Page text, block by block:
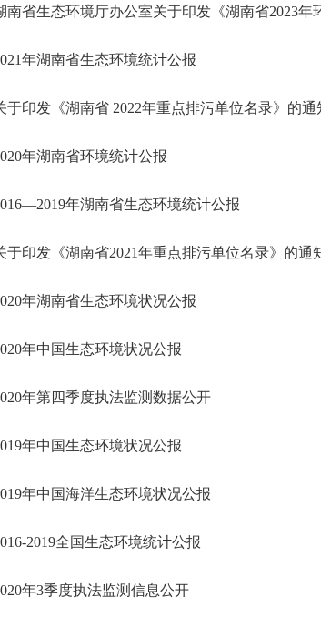
南省生态环境厅办公室关于印发《湖南省2023年
年湖南省生态环境统计公报
于印发《湖南省 2022年重点排污单位名录》的通
年湖南省环境统计公报
年湖南省生态环境统计公报
于印发《湖南省2021年重点排污单位名录》的通
年湖南省生态环境状况公报
年中国生态环境状况公报
年第四季度执法监测数据公开
年中国生态环境状况公报
年中国海洋生态环境状况公报
2019全国生态环境统计公报
年3季度执法监测信息公开